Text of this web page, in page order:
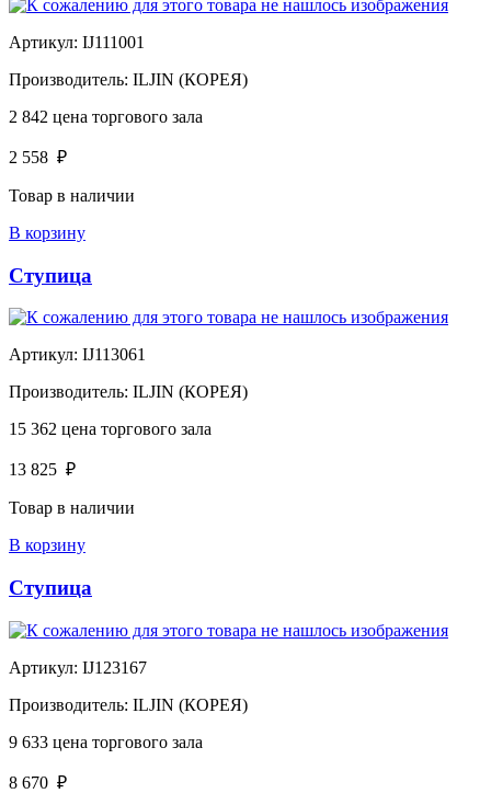
Артикул: IJ111001
Производитель: ILJIN (КОРЕЯ)
2 842 цена торгового зала
2 558 ₽
Товар в наличии
В корзину
Ступица
Артикул: IJ113061
Производитель: ILJIN (КОРЕЯ)
15 362 цена торгового зала
13 825 ₽
Товар в наличии
В корзину
Ступица
Артикул: IJ123167
Производитель: ILJIN (КОРЕЯ)
9 633 цена торгового зала
8 670 ₽